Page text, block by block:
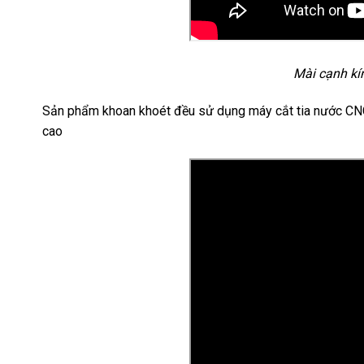
Mài cạnh
Sản phẩm khoan khoét đều sử dụng máy cắt tia nước
cao